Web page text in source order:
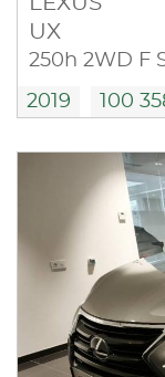
UX
250h 2WD F
2019 100